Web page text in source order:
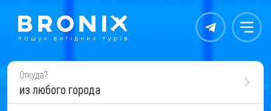
Контакты Меню
Откуда?
из любого города